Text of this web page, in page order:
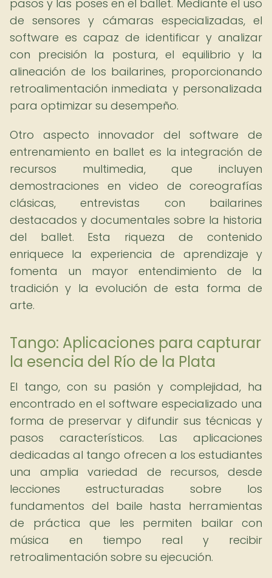
pasos y las poses en el ballet. Mediante el uso
de sensores y cámaras especializadas, el
software es capaz de identificar y analizar
con precisión la postura, el equilibrio y la
alineación de los bailarines, proporcionando
retroalimentación inmediata y personalizada
para optimizar su desempeño.
Otro aspecto innovador del software de
entrenamiento en ballet es la integración de
recursos multimedia, que incluyen
demostraciones en video de coreografías
clásicas, entrevistas con bailarines
destacados y documentales sobre la historia
del ballet. Esta riqueza de contenido
enriquece la experiencia de aprendizaje y
fomenta un mayor entendimiento de la
tradición y la evolución de esta forma de
arte.
Tango: Aplicaciones para capturar
la esencia del Río de la Plata
El tango, con su pasión y complejidad, ha
encontrado en el software especializado una
forma de preservar y difundir sus técnicas y
pasos característicos. Las aplicaciones
dedicadas al tango ofrecen a los estudiantes
una amplia variedad de recursos, desde
lecciones estructuradas sobre los
fundamentos del baile hasta herramientas
de práctica que les permiten bailar con
música en tiempo real y recibir
retroalimentación sobre su ejecución.